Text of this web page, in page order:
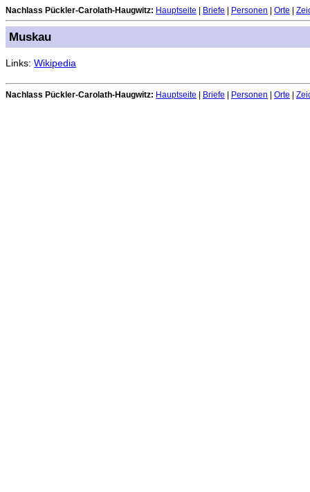
Nachlass Pückler-Carolath-Haugwitz: Hauptseite Briefe Personen Orte
Muskau
Links: Wikipedia
Nachlass Pückler-Carolath-Haugwitz: Hauptseite | Briefe | Personen | Orte |